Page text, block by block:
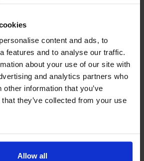
content and ads, to
features and to analyse our traffic.
about your use of our site with
and analytics partners who
information that you’ve
they’ve collected from your use
Allow all
för att komma hit.
på www.alandstrafiken.ax
Book here
(booking)